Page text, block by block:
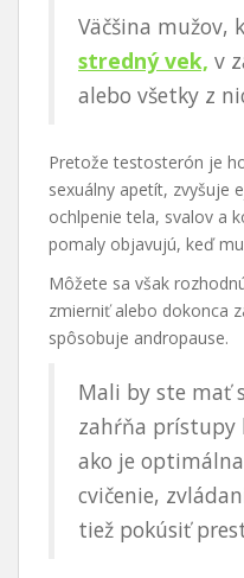
Väčšina mužov,
stredný vek, v
alebo všetky z
Pretože testosterón je
sexuálny apetít, zvyšuje
ochlpenie tela, svalov a
pomaly objavujú, keď
Môžete sa však
zmierniť alebo dokonca
spôsobuje andropause.
Mali by ste mať
zahŕňa prístupy
ako je
cvičenie,
tiež pokúsiť